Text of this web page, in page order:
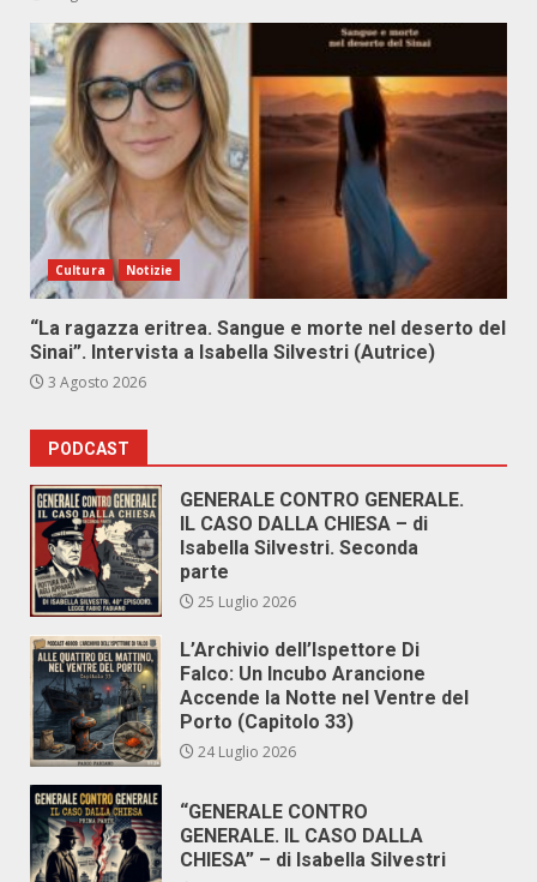
Cultura Notizie
“La ragazza eritrea. Sangue e morte nel deserto del
Sinai”. Intervista a Isabella Silvestri (Autrice)
3 Agosto 2026
PODCAST
GENERALE CONTRO GENERALE.
IL CASO DALLA CHIESA – di
Isabella Silvestri. Seconda
parte
25 Luglio 2026
L’Archivio dell’Ispettore Di
Falco: Un Incubo Arancione
Accende la Notte nel Ventre del
Porto (Capitolo 33)
24 Luglio 2026
“GENERALE CONTRO
GENERALE. IL CASO DALLA
CHIESA” – di Isabella Silvestri